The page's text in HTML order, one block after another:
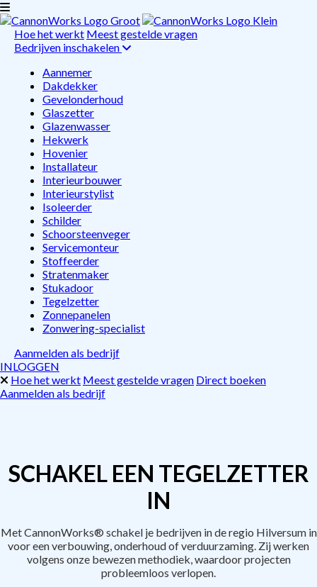
Hoe het werkt Meest gestelde vragen
Bedrijven inschakelen
Aannemer
Dakdekker
Gevelonderhoud
Glaszetter
Glazenwasser
Hekwerk
Hovenier
Installateur
Interieurbouwer
Interieurstylist
Isoleerder
Schilder
Schoorsteenveger
Servicemonteur
Stoffeerder
Stratenmaker
Stukadoor
Tegelzetter
Zonnepanelen
Zonwering-specialist
Aanmelden als bedrijf
INLOGGEN
Hoe het werkt Meest gestelde vragen Direct boeken
Aanmelden als bedrijf
SCHAKEL EEN TEGELZETTER
IN
Met CannonWorks® schakel je bedrijven in de regio Hilversum in
voor een verbouwing, onderhoud of verduurzaming. Zij werken
volgens onze bewezen methodiek, waardoor projecten
probleemloos verlopen.